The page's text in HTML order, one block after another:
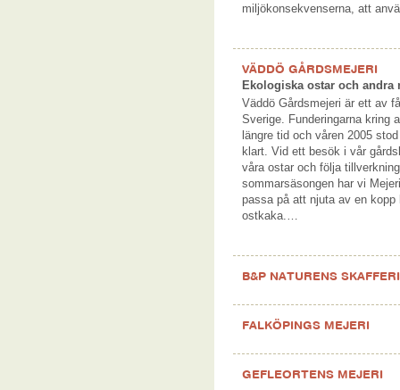
miljökonsekvenserna, att
VÄDDÖ GÅRDSMEJERI
Ekologiska ostar och andra
Väddö Gårdsmejeri är ett av
Sverige. Funderingarna kring
längre tid och våren 2005
klart. Vid ett besök i vår
våra ostar och följa
sommarsäsongen har vi
passa på att njuta av en
ostkaka.…
B&P NATURENS SKAFFERI
FALKÖPINGS MEJERI
GEFLEORTENS MEJERI